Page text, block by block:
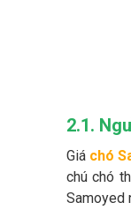
2.1.
Giá chó
chú chó
Samoyed